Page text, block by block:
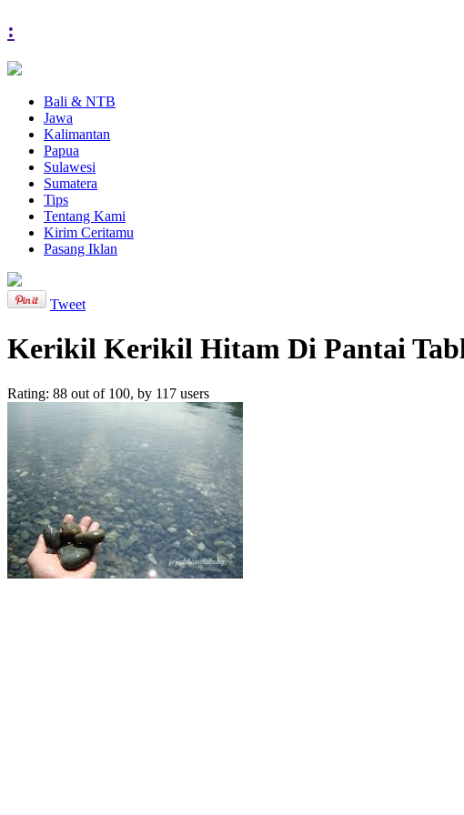
:
Bali & NTB
Jawa
Kalimantan
Papua
Sulawesi
Sumatera
Tips
Tentang Kami
Kirim Ceritamu
Pasang Iklan
Tweet
Kerikil Kerikil Hitam Di Pantai
Rating: 88 out of 100, by 117 users